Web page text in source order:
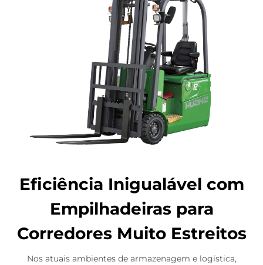
Eficiência Inigualável com
Empilhadeiras para
Corredores Muito Estreitos
Nos atuais ambientes de armazenagem e logística,